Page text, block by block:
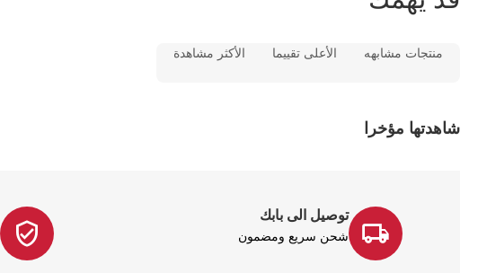
منتجات مشابهه الأعلى تقييما الأكثر مشاهدة
شاهدتها مؤخرا
توصيل الى بابك
شحن سريع ومضمون